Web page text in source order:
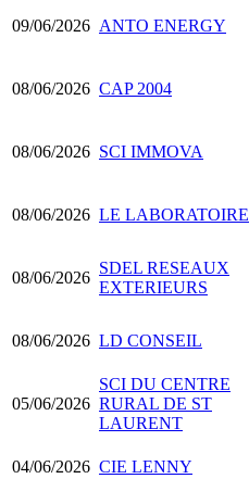
09/06/2026 ANTO ENERGY
08/06/2026 CAP 2004
08/06/2026 SCI IMMOVA
08/06/2026 LE LABORATOIRE
08/06/2026
SDEL RESEAUX
EXTERIEURS
08/06/2026 LD CONSEIL
05/06/2026
SCI DU CENTRE
RURAL DE ST
LAURENT
04/06/2026 CIE LENNY